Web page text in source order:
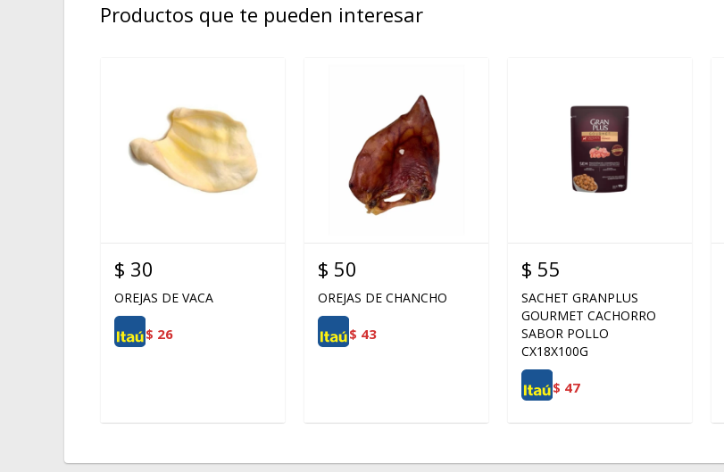
Productos que te pueden interesar
$ 30
OREJAS DE VACA
$ 26
$ 50
OREJAS DE CHANCHO
$ 43
$ 55
SACHET GRANPLUS
GOURMET CACHORRO
SABOR POLLO
CX18X100G
$ 47